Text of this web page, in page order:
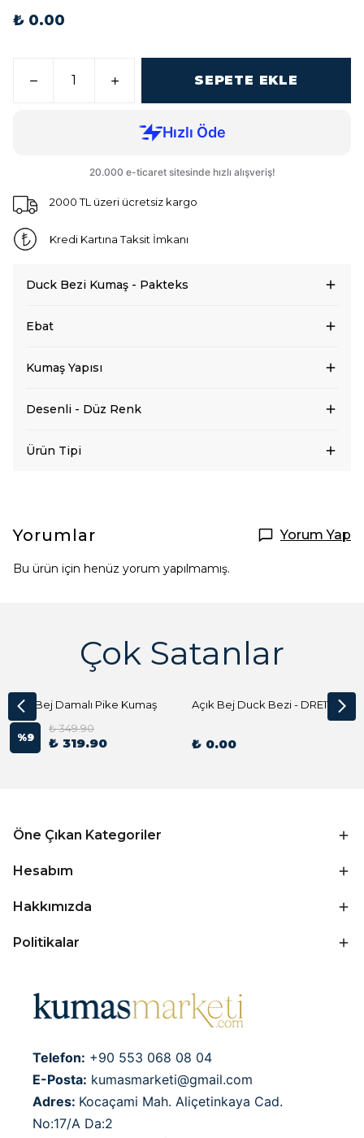
₺ 0.00
SEPETE EKLE
2000 TL üzeri ücretsiz kargo
Kredi Kartına Taksit İmkanı
Duck Bezi Kumaş - Pakteks
Ebat
Kumaş Yapısı
Desenli - Düz Renk
Ürün Tipi
Yorumlar Yorum Yap
Bu ürün için henüz yorum yapılmamış.
Çok Satanlar
Açık Bej Damalı Pike Kumaş
%9
₺ 349.90
₺ 319.90
Açık Bej Duck Bezi - DRE1144 Kumaş Peçete
₺ 0.00
Öne Çıkan Kategoriler
Hesabım
Hakkımızda
Politikalar
Telefon: +90 553 068 08 04
E-Posta: kumasmarketi@gmail.com
Adres: Kocaçami Mah. Aliçetinkaya Cad.
No:17/A Da:2